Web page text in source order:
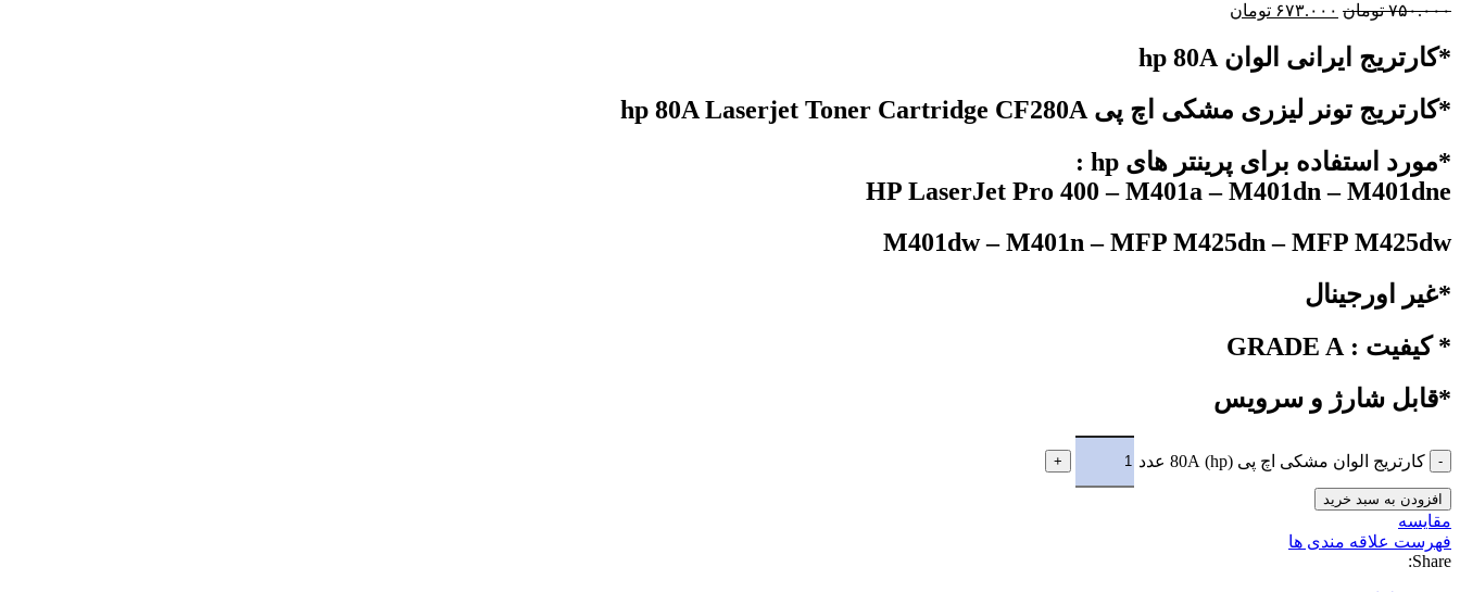
۷۵۰.۰۰۰ تومان ۶۷۳.۰۰۰ تومان
*کارتریج ایرانی الوان hp 80A
*کارتریج تونر لیزری مشکی اچ پی hp 80A Laserjet Toner Cartridge CF280A
*مورد استفاده برای پرینتر های hp :
HP LaserJet Pro 400 – M401a – M401dn – M401dne
M401dw – M401n – MFP M425dn – MFP M425dw
*غیر اورجینال
* کیفیت : GRADE A
*قابل شارژ و سرویس
کارتریج الوان مشکی اچ پی (hp) 80A عدد
افزودن به سبد خرید
مقایسه
فهرست علاقه مندی ها
Share: